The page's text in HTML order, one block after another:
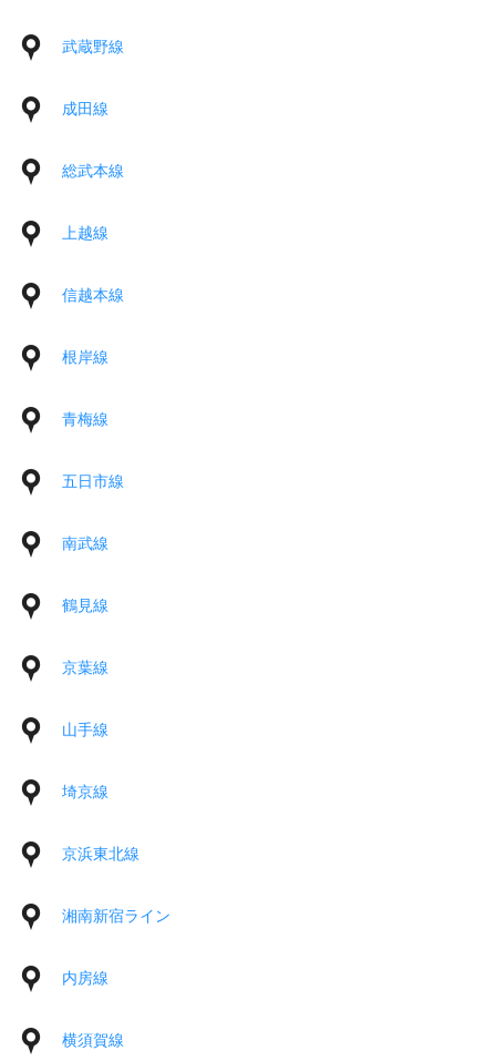
武蔵野線
成田線
総武本線
上越線
信越本線
根岸線
青梅線
五日市線
南武線
鶴見線
京葉線
山手線
埼京線
京浜東北線
湘南新宿ライン
内房線
横須賀線